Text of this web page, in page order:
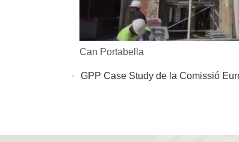
Can Portabella
GPP Case Study de la Comissió